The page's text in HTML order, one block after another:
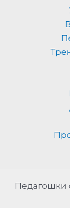
Педагошки